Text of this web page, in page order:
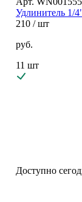
Удлинитель 1/
210 / шт
руб.
11 шт
Доступно